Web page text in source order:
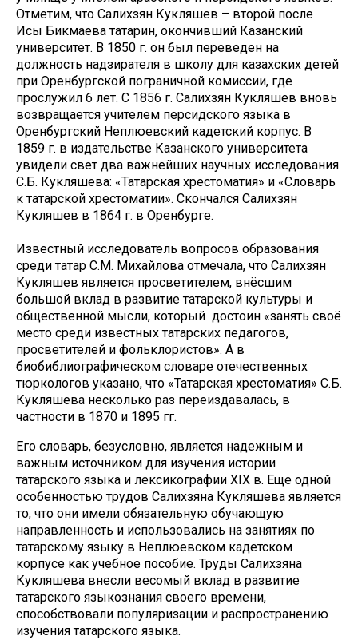
Отметим, что Салихзян Кукляшев – второй после
Исы Бикмаева татарин, окончивший Казанский
университет. В 1850 г. он был переведен на
должность надзирателя в школу для казахских детей
при Оренбургской пограничной комиссии, где
прослужил 6 лет. С 1856 г. Салихзян Кукляшев вновь
возвращается учителем персидского языка в
Оренбургский Неплюевский кадетский корпус. В
1859 г. в издательстве Казанского университета
увидели свет два важнейших научных исследования
С.Б. Кукляшева: «Татарская хрестоматия» и «Словарь
к татарской хрестоматии». Скончался Салихзян
Кукляшев в 1864 г. в Оренбурге.
Известный исследователь вопросов образования
среди татар С.М. Михайлова отмечала, что Салихзян
Кукляшев является просветителем, внёсшим
большой вклад в развитие татарской культуры и
общественной мысли, который достоин «занять своё
место среди известных татарских педагогов,
просветителей и фольклористов». А в
биобиблиографическом словаре отечественных
тюркологов указано, что «Татарская хрестоматия» С.Б.
Кукляшева несколько раз переиздавалась, в
частности в 1870 и 1895 гг.
Его словарь, безусловно, является надежным и
важным источником для изучения истории
татарского языка и лексикографии XIX в. Еще одной
особенностью трудов Салихзяна Кукляшева является
то, что они имели обязательную обучающую
направленность и использовались на занятиях по
татарскому языку в Неплюевском кадетском
корпусе как учебное пособие. Труды Салихзяна
Кукляшева внесли весомый вклад в развитие
татарского языкознания своего времени,
способствовали популяризации и распространению
изучения татарского языка.